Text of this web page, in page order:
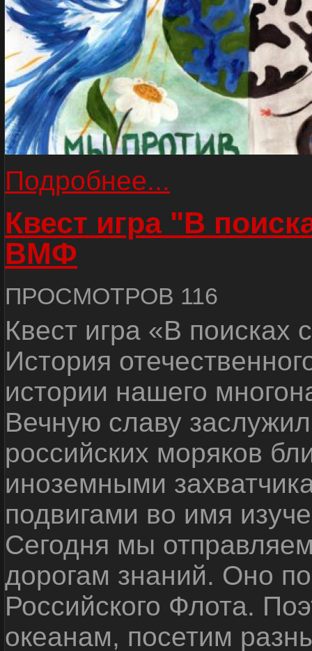
Подробнее...
Квест игра "В
ВМФ
ПРОСМОТРОВ 116
Квест игра «В
История
истории нашего
Вечную славу
российских моряков
иноземными
подвигами во имя
Сегодня мы
дорогам знаний. Оно
Российского Флота.
океанам, посетим